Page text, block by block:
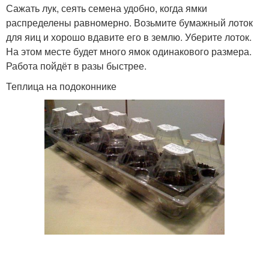
Сажать лук, сеять семена удобно, когда ямки
распределены равномерно. Возьмите бумажный лоток
для яиц и хорошо вдавите его в землю. Уберите лоток.
На этом месте будет много ямок одинакового размера.
Работа пойдёт в разы быстрее.
Теплица на подоконнике